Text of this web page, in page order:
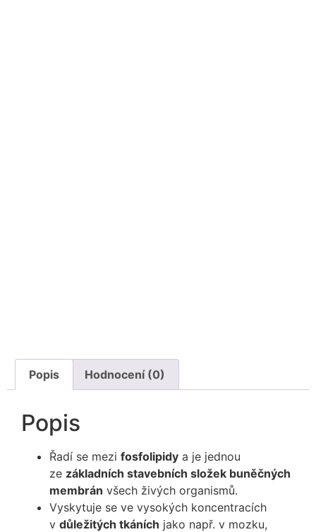
Popis Hodnocení (0)
Popis
Řadí se mezi fosfolipidy a je jednou
ze základních stavebních složek buněčných
membrán všech živých organismů.
Vyskytuje se ve vysokých koncentracích
v důležitých tkáních jako např. v mozku,